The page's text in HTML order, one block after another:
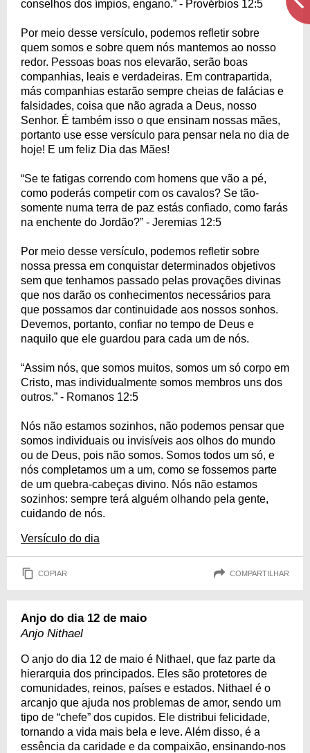
conselhos dos ímpios, engano.” - Provérbios 12:5
Por meio desse versículo, podemos refletir sobre
quem somos e sobre quem nós mantemos ao nosso
redor. Pessoas boas nos elevarão, serão boas
companhias, leais e verdadeiras. Em contrapartida,
más companhias estarão sempre cheias de falácias e
falsidades, coisa que não agrada a Deus, nosso
Senhor. É também isso o que ensinam nossas mães,
portanto use esse versículo para pensar nela no dia de
hoje! E um feliz Dia das Mães!
“Se te fatigas correndo com homens que vão a pé,
como poderás competir com os cavalos? Se tão-
somente numa terra de paz estás confiado, como farás
na enchente do Jordão?” - Jeremias 12:5
Por meio desse versículo, podemos refletir sobre
nossa pressa em conquistar determinados objetivos
sem que tenhamos passado pelas provações divinas
que nos darão os conhecimentos necessários para
que possamos dar continuidade aos nossos sonhos.
Devemos, portanto, confiar no tempo de Deus e
naquilo que ele guardou para cada um de nós.
“Assim nós, que somos muitos, somos um só corpo em
Cristo, mas individualmente somos membros uns dos
outros.” - Romanos 12:5
Nós não estamos sozinhos, não podemos pensar que
somos individuais ou invisíveis aos olhos do mundo
ou de Deus, pois não somos. Somos todos um só, e
nós completamos um a um, como se fossemos parte
de um quebra-cabeças divino. Nós não estamos
sozinhos: sempre terá alguém olhando pela gente,
cuidando de nós.
Versículo do dia
COPIAR COMPARTILHAR
Anjo do dia 12 de maio
Anjo Nithael
O anjo do dia 12 de maio é Nithael, que faz parte da
hierarquia dos principados. Eles são protetores de
comunidades, reinos, países e estados. Nithael é o
arcanjo que ajuda nos problemas de amor, sendo um
tipo de “chefe” dos cupidos. Ele distribui felicidade,
tornando a vida mais bela e leve. Além disso, é a
essência da caridade e da compaixão, ensinando-nos